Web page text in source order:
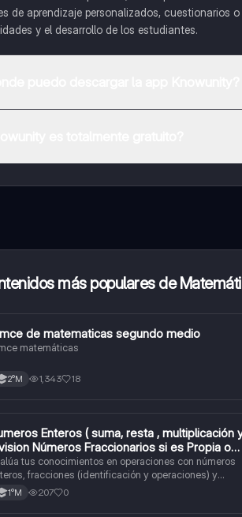
de aprendizaje personalizados, cuestionarios
y el desarrollo de los estudiantes.
Puedes ganar dinero utilizando la
más populares de
Matemáticasde matematicas segundo medio
matemáticas
2°M 1,343 18
MatemáticasEnteros ( suma, resta , multiplicación
Números Fraccionarios si es Propia o
o mixto ( suma , resta , multiplicación
( fracción, porcentual y
tus conocimientos en operaciones con números
fracciones (identificación y operaciones) y
de porcentajes (fracción, decimal y
1°M 207 0